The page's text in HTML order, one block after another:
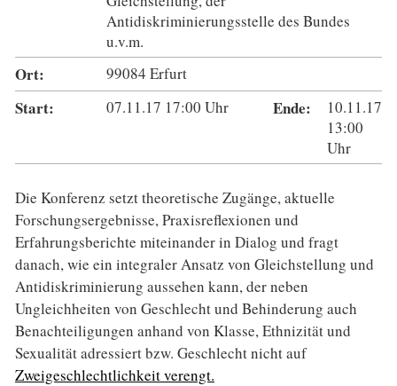
Antidiskriminierungsstelle des Bundes
u.v.m.
Ort: 99084 Erfurt
Start: 07.11.17 17:00 Uhr Ende:
10.11.17
13:00
Uhr
Die Konferenz setzt theoretische Zugänge, aktuelle
Forschungsergebnisse, Praxisreflexionen und
Erfahrungsberichte miteinander in Dialog und fragt
danach, wie ein integraler Ansatz von Gleichstellung und
Antidiskriminierung aussehen kann, der neben
Ungleichheiten von Geschlecht und Behinderung auch
Benachteiligungen anhand von Klasse, Ethnizität und
Sexualität adressiert bzw. Geschlecht nicht auf
Zweigeschlechtlichkeit verengt.